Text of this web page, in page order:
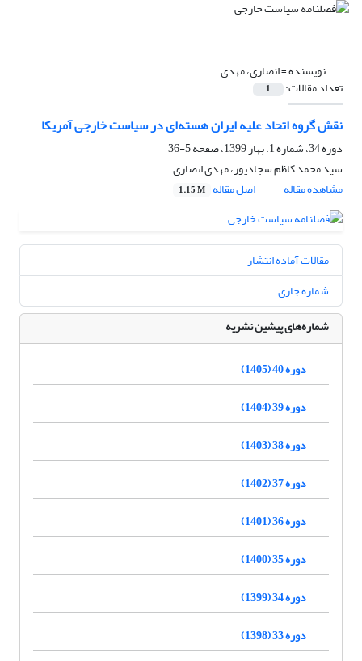
نویسنده =انصاری، مهدی
تعداد مقالات: 1
نقش گروه اتحاد علیه ایران هسته‌ای در سیاست خارجی آمریکا
دوره 34، شماره 1، بهار 1399، صفحه
5-36
سید محمد کاظم سجادپور، مهدی انصاری
مشاهده مقاله
اصل مقاله 1.15 M
مقالات آماده انتشار
شماره جاری
شماره‌های پیشین نشریه
دوره 40 (1405)
دوره 39 (1404)
دوره 38 (1403)
دوره 37 (1402)
دوره 36 (1401)
دوره 35 (1400)
دوره 34 (1399)
دوره 33 (1398)